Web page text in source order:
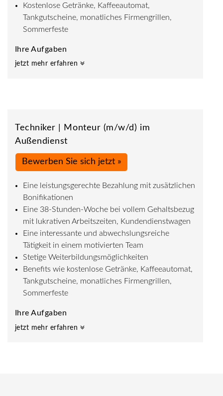
Kostenlose Getränke, Kaffeeautomat,
Tankgutscheine, monatliches Firmengrillen,
Sommerfeste
Ihre Aufgaben
jetzt mehr erfahren
Techniker | Monteur (m/w/d) im
Außendienst
Bewerben Sie sich jetzt »
Eine leistungsgerechte Bezahlung mit zusätzlichen
Bonifikationen
Eine 38-Stunden-Woche bei vollem Gehaltsbezug
mit lukrativen Arbeitszeiten, Kundendienstwagen
Eine interessante und abwechslungsreiche
Tätigkeit in einem motivierten Team
Stetige Weiterbildungsmöglichkeiten
Benefits wie kostenlose Getränke, Kaffeeautomat,
Tankgutscheine, monatliches Firmengrillen,
Sommerfeste
Ihre Aufgaben
jetzt mehr erfahren